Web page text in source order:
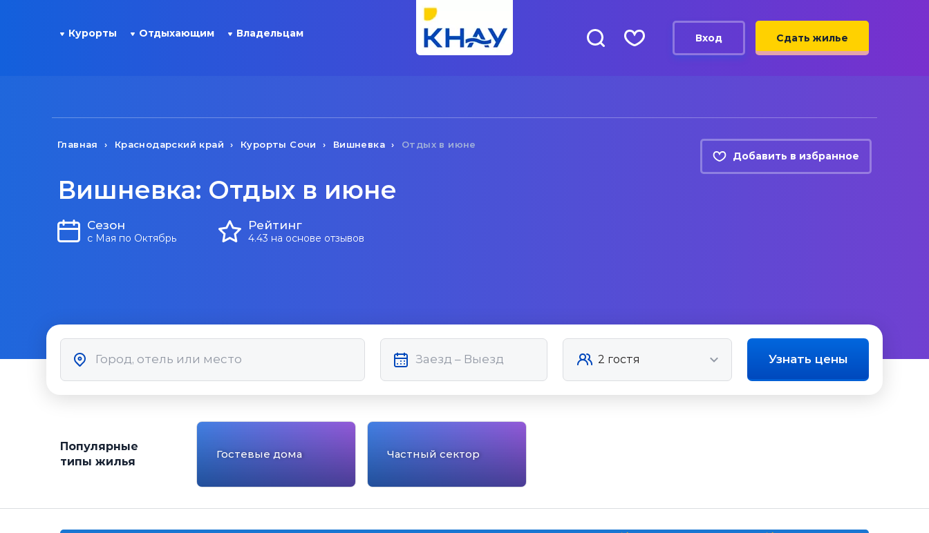
Курорты Отдыхающим Владельцам Вход Сдать жилье
Главная Краснодарский край Курорты Сочи Вишневка Отдых в июне
Добавить в избранное
Вишневка: Отдых в июне
Сезон
с Мая по Октябрь
Рейтинг
4.43 на основе отзывов
Узнать цены
Популярные
типы жилья
Гостевые дома Частный сектор